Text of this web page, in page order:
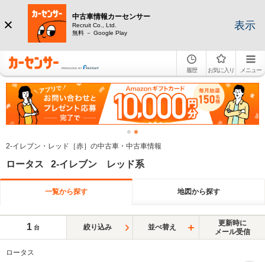
中古車情報カーセンサー
Recruit Co., Ltd.
無料 － Google Play
表示
履歴 お気に入り メニュー
2-イレブン・レッド［赤］の中古車・中古車情報
ロータス 2-イレブン レッド系
一覧から探す 地図から探す
1 台 絞り込み 並べ替え
更新時に
メール受信
ロータス